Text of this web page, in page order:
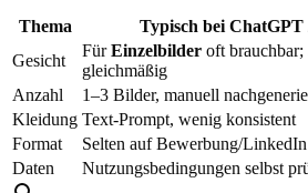
Thema
Typisch bei
Gesicht
FürEinzelbilder oft brauchbar;
gleichmäßig
Anzahl
1–3 Bilder, manuell
Kleidung Text-Prompt, wenig konsistent
Format
Selten auf Bewerbung/
Daten
Nutzungsbedingungen selbst